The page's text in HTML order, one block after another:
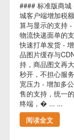
#### 标准版商城
城客户端增加税
算与显示的支持 -
物流快递面单的支
快速打单发货 -
品图片缓存与
持，商品图文再
秒开，不担心服
宽压力 - 增加多
售的支持，统一
终端，� ... ...
阅读全文